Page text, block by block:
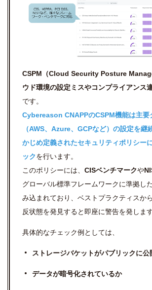
CSPM（Cloud Security Posture
ウド環境の設定ミスやコンプライアンス
です。
Cybereason CNAPPのCSPM機能は主要
（AWS、Azure、GCPなど）の設定を継
かじめ定義されたセキュリティポリシー
ックを行います。
このポリシーには、 CISベンチマークや
グローバル標準フレームワークに準拠し
み込まれており、ベストプラクティスか
反状態を発見すると即座に警告を発します
具体的なチェック例としては、
ストレージバケットがパブリックに
データが暗号化されているか